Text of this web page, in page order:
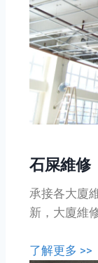
石屎維修
承接各大廈
新，大廈維
了解更多 >>